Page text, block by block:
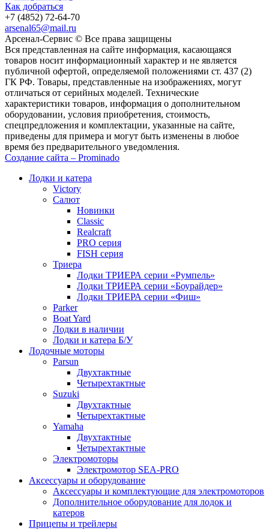
Как добраться
+7 (4852) 72-64-70
arsenal65@mail.ru
Aрсенал-Сервис © Все права защищены
Вся представленная на сайте информация, касающаяся
товаров носит информационный характер и не является
публичной офертой, определяемой положениями ст. 437 (2)
ГК РФ. Товары, представленные на изображениях, могут
отличаться от серийных моделей. Технические
характеристики товаров, информация о дополнительном
оборудовании, условия приобретения, стоимость,
спецпредложения и комплектации, указанные на сайте,
приведены для примера и могут быть изменены в любое
время без предварительного уведомления.
Создание сайта – Prominado
Лодки и катера
Victory
Салют
Новинки
Classic
Realcraft
PRO серия
FISH серия
Триера
Лодки ТРИЕРА серии «Румпель»
Лодки ТРИЕРА серии «Боурайдер»
Лодки ТРИЕРА серии «Фиш»
Parker
Boat Yard
Лодки в наличии
Лодки и катера Б/У
Лодочные моторы
Parsun
Двухтактные
Четырехтактные
Suzuki
Двухтактные
Четырехтактные
Yamaha
Двухтактные
Четырехтактные
Электромоторы
Электромотор SEA-PRO
Аксессуары и оборудование
Аксессуары и комплектующие для электромоторов
Дополнительное оборудование для лодок и
катеров
Прицепы и трейлеры